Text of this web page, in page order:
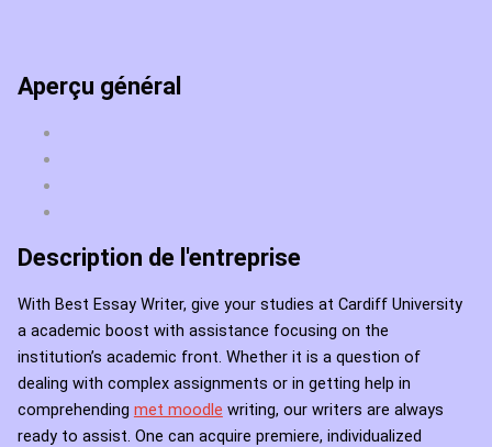
Aperçu général
Description de l'entreprise
With Best Essay Writer, give your studies at Cardiff University
a academic boost with assistance focusing on the
institution’s academic front. Whether it is a question of
dealing with complex assignments or in getting help in
comprehending met moodle writing, our writers are always
ready to assist. One can acquire premiere, individualized